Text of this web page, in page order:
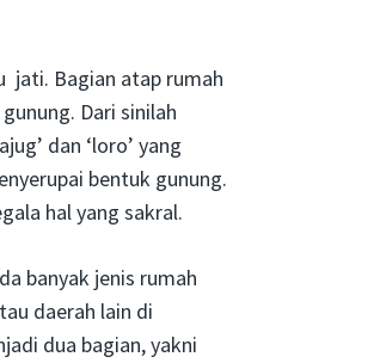
jati. Bagian atap rumah
Dari sinilah
dan ‘loro’ yang
bentuk gunung.
hal yang sakral.
banyak jenis rumah
daerah lain di
dua bagian, yakni